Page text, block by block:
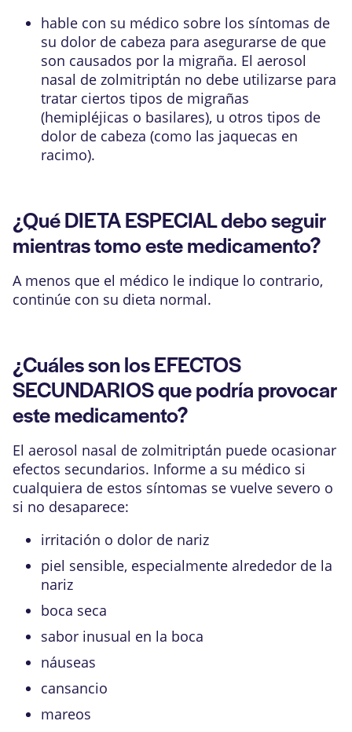
hable con su médico sobre los síntomas de
su dolor de cabeza para asegurarse de que
son causados por la migraña. El aerosol
nasal de zolmitriptán no debe utilizarse para
tratar ciertos tipos de migrañas
(hemipléjicas o basilares), u otros tipos de
dolor de cabeza (como las jaquecas en
racimo).
¿Qué DIETA ESPECIAL debo seguir
mientras tomo este medicamento?
A menos que el médico le indique lo contrario,
continúe con su dieta normal.
¿Cuáles son los EFECTOS
SECUNDARIOS que podría provocar
este medicamento?
El aerosol nasal de zolmitriptán puede ocasionar
efectos secundarios. Informe a su médico si
cualquiera de estos síntomas se vuelve severo o
si no desaparece:
irritación o dolor de nariz
piel sensible, especialmente alrededor de la
nariz
boca seca
sabor inusual en la boca
náuseas
cansancio
mareos